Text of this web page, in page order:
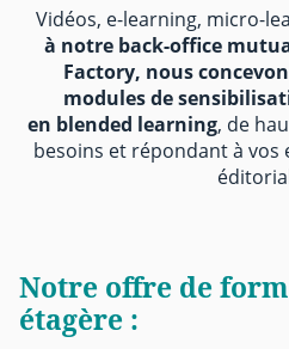
Vidéos, e-learning, micro-
à notre back-office
Factory, nous
modules de
en blended learning, de
besoins et répondant à vos
Notre offre de
étagère :